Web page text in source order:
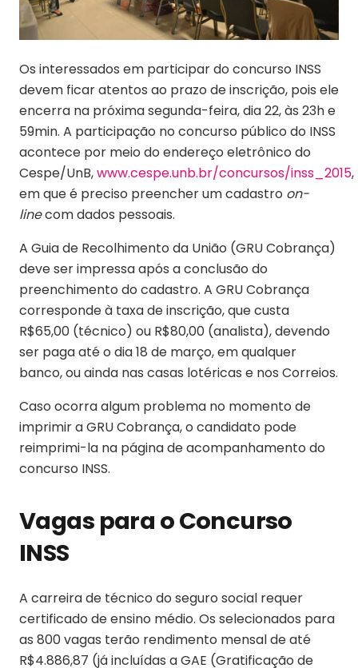
Os interessados em participar do concurso INSS
devem ficar atentos ao prazo de inscrição, pois ele
encerra na próxima segunda-feira, dia 22, às 23h e
59min. A participação no concurso público do INSS
acontece por meio do endereço eletrônico do
Cespe/UnB,www.cespe.unb.br/concursos/inss_2015,
em que é preciso preencher um cadastro on-
linecom dados pessoais.
A Guia de Recolhimento da União (GRU Cobrança)
deve ser impressa após a conclusão do
preenchimento do cadastro. A GRU Cobrança
corresponde à taxa de inscrição, que custa
R$65,00 (técnico) ou R$80,00 (analista), devendo
ser paga até o dia 18 de março, em qualquer
banco, ou ainda nas casas lotéricas e nos Correios.
Caso ocorra algum problema no momento de
imprimir a GRU Cobrança, o candidato pode
reimprimi-la na página de acompanhamento do
concurso INSS.
Vagas para o Concurso
INSS
A carreira de técnico do seguro social requer
certificado de ensino médio. Os selecionados para
as 800 vagas terão rendimento mensal de até
R$4.886,87 (já incluídas a GAE (Gratificação de